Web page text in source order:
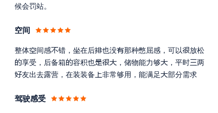
候会罚站。
空间
整体间感错， 在后也没那种憋屈感，可以放松
享受，后备箱容积也 ，储物能力够 ，平时两
友出去露营，在装装备 非常够用，能满足部分需求
驾驶感受